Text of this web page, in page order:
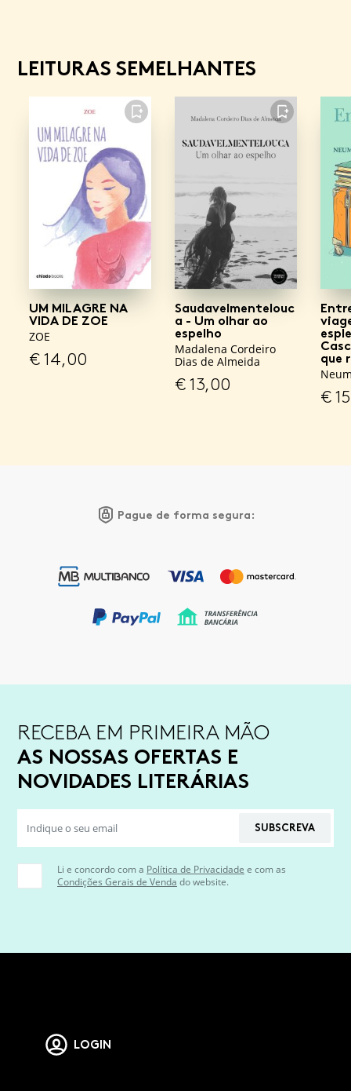
LEITURAS SEMELHANTES
FAVORITO
UM MILAGRE NA
VIDA DE ZOE
ZOE
€14,00
FAVORITO
Saudavelmentelouc
a - Um olhar ao
espelho
Madalena Cordeiro
Dias de Almeida
€13,00
que
€
Pague de forma segura:
RECEBA EM PRIMEIRA MÃO
AS NOSSAS OFERTAS E
NOVIDADES LITERÁRIAS
SUBSCREVA
Li e concordo com a Política de Privacidade e com as
Condições Gerais de Venda do website.
LOGIN